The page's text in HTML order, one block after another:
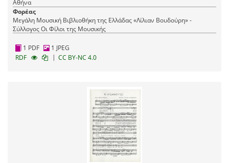
Αθήνα
Φορέας
Μεγάλη Μουσική Βιβλιοθήκη της Ελλάδας «Λίλιαν Βουδούρη» -
Σύλλογος Οι Φίλοι της Μουσικής
1 PDF
1 JPEG
RDF
| CC BY-NC 4.0